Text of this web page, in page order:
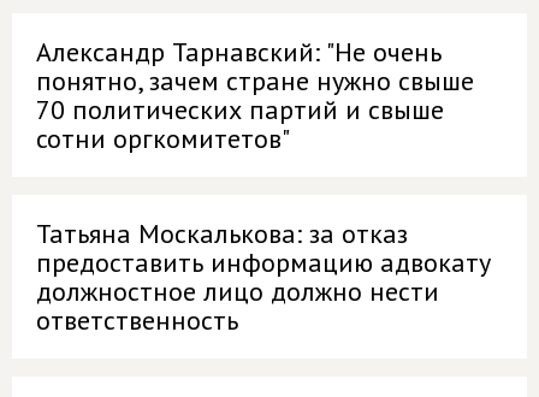
Александр Тарнавский: "Не очень
понятно, зачем стране нужно свыше
70 политических партий и свыше
сотни оргкомитетов"
Татьяна Москалькова: за отказ
предоставить информацию адвокату
должностное лицо должно нести
ответственность